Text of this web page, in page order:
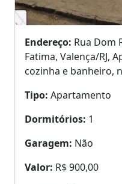
Endereço: Rua Dom
Fatima, Valença/RJ,
cozinha e banheiro,
Tipo: Apartamento
Dormitórios: 1
Garagem: Não
Valor: R$ 900,00